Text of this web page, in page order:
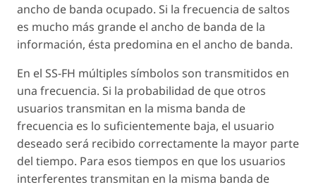
ancho de banda ocupado. Si la frecuencia de saltos
es mucho más grande el ancho de banda de la
información, ésta predomina en el ancho de banda.
En el SS-FH múltiples símbolos son transmitidos en
una frecuencia. Si la probabilidad de que otros
usuarios transmitan en la misma banda de
frecuencia es lo suficientemente baja, el usuario
deseado será recibido correctamente la mayor parte
del tiempo. Para esos tiempos en que los usuarios
interferentes transmitan en la misma banda de